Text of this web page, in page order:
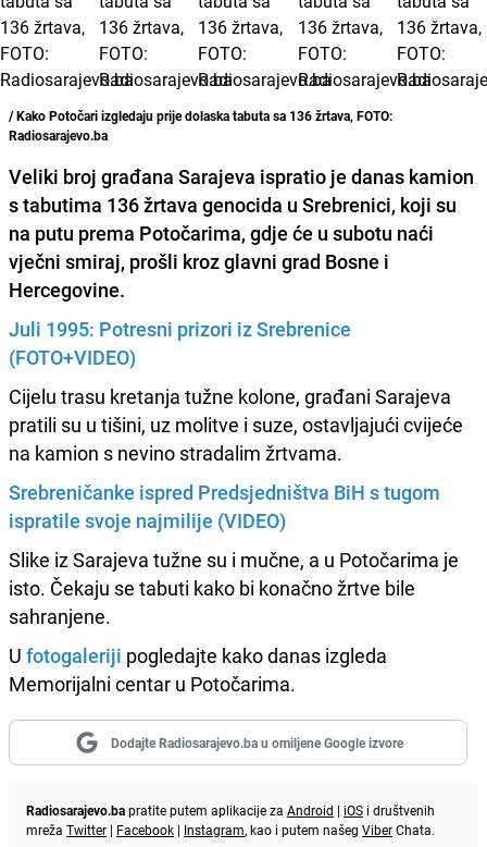
/ Kako Potočari izgledaju prije dolaska tabuta sa 136 žrtava, FOTO:
Radiosarajevo.ba
Veliki broj građana Sarajeva ispratio je danas kamion
s tabutima 136 žrtava genocida u Srebrenici, koji su
na putu prema Potočarima, gdje će u subotu naći
vječni smiraj, prošli kroz glavni grad Bosne i
Hercegovine.
Juli 1995: Potresni prizori iz Srebrenice
(FOTO+VIDEO)
Cijelu trasu kretanja tužne kolone, građani Sarajeva
pratili su u tišini, uz molitve i suze, ostavljajući cvijeće
na kamion s nevino stradalim žrtvama.
Srebreničanke ispred Predsjedništva BiH s tugom
ispratile svoje najmilije (VIDEO)
Slike iz Sarajeva tužne su i mučne, a u Potočarima je
isto. Čekaju se tabuti kako bi konačno žrtve bile
sahranjene.
U fotogaleriji pogledajte kako danas izgleda
Memorijalni centar u Potočarima.
Dodajte Radiosarajevo.ba u omiljene Google izvore
Radiosarajevo.bapratite putem aplikacije za Android | iOS i društvenih
mreža Twitter | Facebook | Instagram, kao i putem našeg ViberChata.